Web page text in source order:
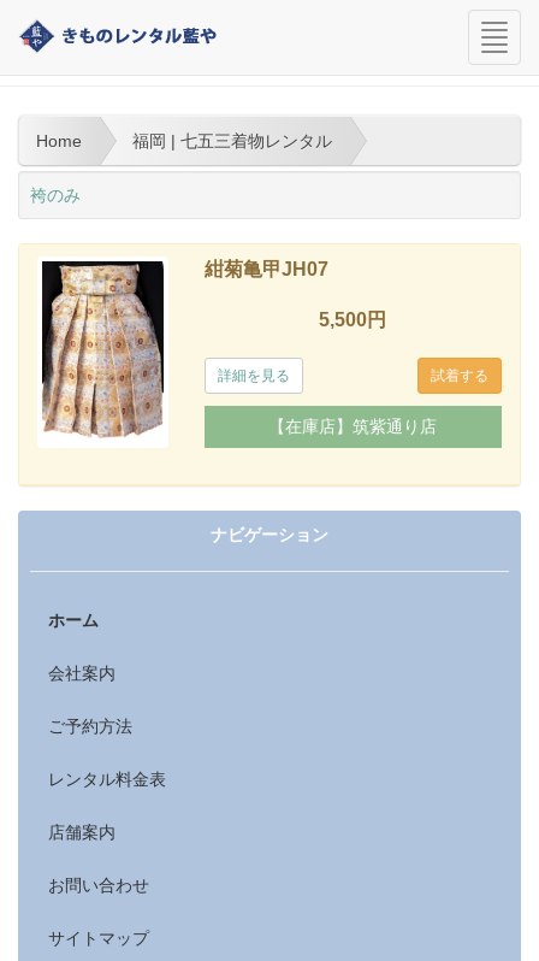
navi
福岡 | 七五三着物レンタル
Home 福岡 | 七五三着物レンタル
袴のみ
紺菊亀甲JH07
5,500円
詳細を見る
【在庫店】筑紫通り店
ナビゲーション
ホーム
会社案内
ご予約方法
レンタル料金表
店舗案内
お問い合わせ
サイトマップ